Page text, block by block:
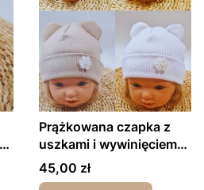
Prążkowana czapka z
uszkami i wywinięciem
kwiatek
Cena
45,00 zł